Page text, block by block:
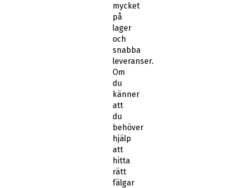
mycket
på
lager
och
snabba
leveranser.
Om
du
känner
att
du
behöver
hjälp
att
hitta
rätt
fälgar